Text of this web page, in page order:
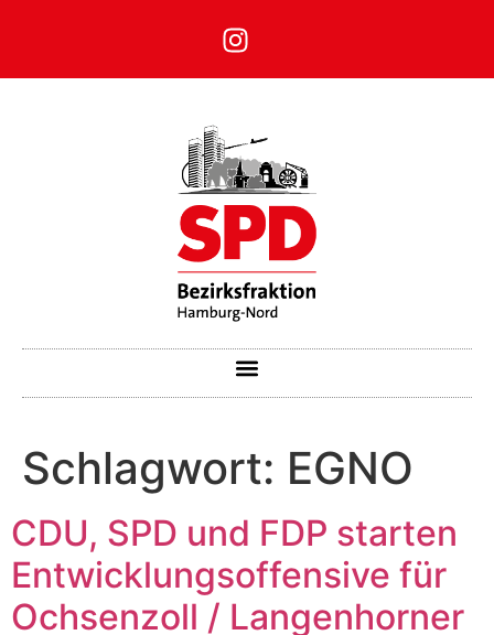
Schlagwort: EGNO
CDU, SPD und FDP starten
Entwicklungsoffensive für
Ochsenzoll / Langenhorner